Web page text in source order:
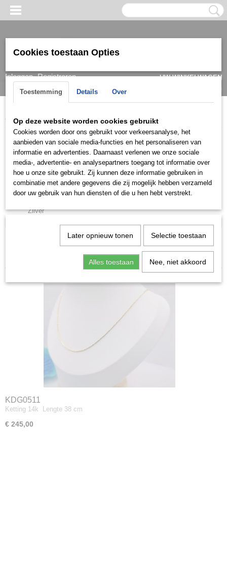
Inloggen Registreren
UW WINKELWAGEN
(0)
Home > Ketting & Collier > Dames> Ketting >Goud
Ketting & Collier
Dames
Collier
Ketting
Zilver
KDG0511
Ketting 14k Lengte 38 cm
€ 245,00
Cookies toestaan Opties
Toestemming Details Over
Op deze website worden cookies gebruikt
Cookies worden door ons gebruikt voor verkeersanalyse, het
aanbieden van sociale media-functies en het personaliseren van
informatie en advertenties. Daarnaast verlenen we onze sociale
media-, advertentie- en analysepartners toegang tot informatie over
hoe u onze site gebruikt. Zij kunnen deze informatie gebruiken in
combinatie met andere gegevens die zij mogelijk hebben verzameld
door uw gebruik van hun diensten of die u hen hebt verstrekt.
Later opnieuw tonen Selectie toestaan
Alles toestaan Nee, niet akkoord